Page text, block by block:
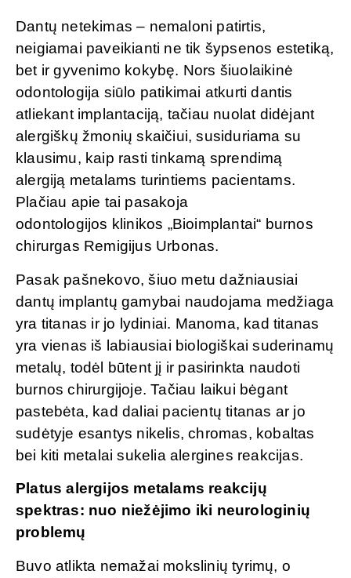
Dantų netekimas – nemaloni patirtis,
neigiamai paveikianti ne tik šypsenos estetiką,
bet ir gyvenimo kokybę. Nors šiuolaikinė
odontologija siūlo patikimai atkurti dantis
atliekant implantaciją, tačiau nuolat didėjant
alergiškų žmonių skaičiui, susiduriama su
klausimu, kaip rasti tinkamą sprendimą
alergiją metalams turintiems pacientams.
Plačiau apie tai pasakoja
odontologijos klinikos „Bioimplantai“ burnos
chirurgas Remigijus Urbonas.
Pasak pašnekovo, šiuo metu dažniausiai
dantų implantų gamybai naudojama medžiaga
yra titanas ir jo lydiniai. Manoma, kad titanas
yra vienas iš labiausiai biologiškai suderinamų
metalų, todėl būtent jį ir pasirinkta naudoti
burnos chirurgijoje. Tačiau laikui bėgant
pastebėta, kad daliai pacientų titanas ar jo
sudėtyje esantys nikelis, chromas, kobaltas
bei kiti metalai sukelia alergines reakcijas.
Platus alergijos metalams reakcijų
spektras: nuo niežėjimo iki neurologinių
problemų
Buvo atlikta nemažai mokslinių tyrimų, o